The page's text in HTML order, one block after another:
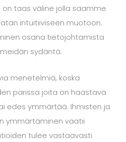
taas väline jolla saamme
intuitiiviseen muotoon.
osana tietojohtamista
sydäntä.
menetelmiä, koska
parissa joita on haastava
edes ymmärtää. Ihmisten ja
ymmärtäminen vaatii
tulee vastaavasti